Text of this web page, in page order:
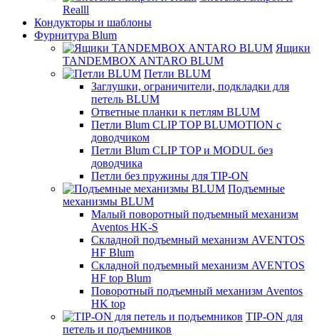
Realll
Кондукторы и шаблоны
Фурнитура Blum
Ящики
TANDEMBOX ANTARO BLUM
Петли BLUM
Заглушки, ограничители, подкладки для
петель BLUM
Ответные планки к петлям BLUM
Петли Blum CLIP TOP BLUMOTION с
доводчиком
Петли Blum CLIP TOP и MODUL без
доводчика
Петли без пружины для TIP-ON
Подъемные
механизмы BLUM
Малый поворотный подъемный механизм
Aventos HK-S
Складной подъемный механизм AVENTOS
HF Blum
Складной подъемный механизм AVENTOS
HF top Blum
Поворотный подъемный механизм Aventos
HK top
TIP-ON для
петель и подъемников